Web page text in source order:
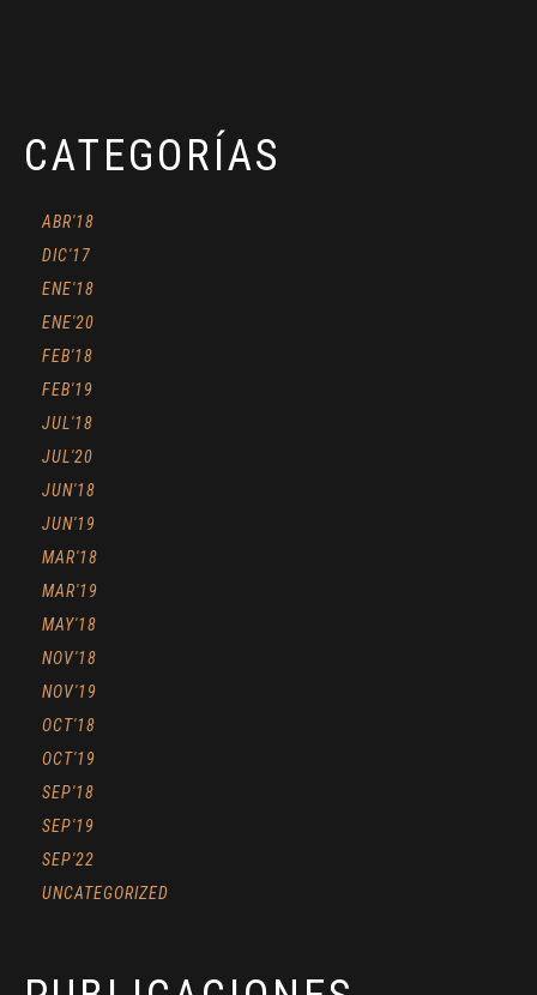
CATEGORÍAS
ABR'18
DIC'17
ENE'18
ENE'20
FEB'18
FEB'19
JUL'18
JUL'20
JUN'18
JUN'19
MAR'18
MAR'19
MAY'18
NOV'18
NOV'19
OCT'18
OCT'19
SEP'18
SEP'19
SEP'22
UNCATEGORIZED